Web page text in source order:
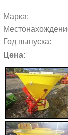
Марка:
Год выпуска:
Цена: